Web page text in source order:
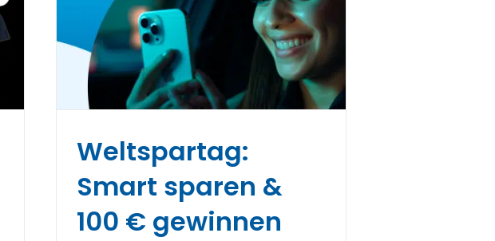
Weltspartag:
Smart sparen &
100 € gewinnen